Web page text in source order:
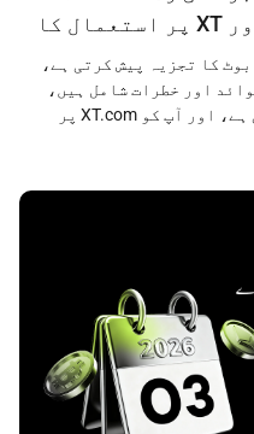
عملی، استعمال، خطرات اور XT پر استعمال کا
کا تجزیہ پیش کرتی ہے،
اور خطرات شامل ہیں،
دیگر حکمت عملیوں سے موازنہ کرتی ہے، اور آپ کو XT.com پر
ہے۔